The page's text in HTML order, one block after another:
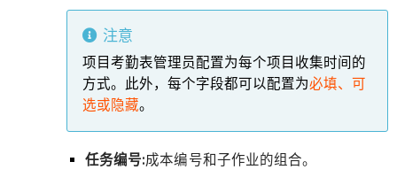
注意
项目考勤表管理员配置为每个项目收集时间的
方式。此外，每个字段都可以配置为必填、可
选或隐藏。
任务编号:成本编号和子作业的组合。